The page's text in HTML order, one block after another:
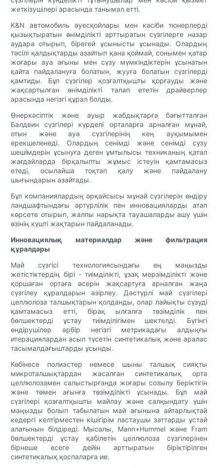
жеткізушілері арасында танымал етті.
K&N автомобиль әуесқойлары мен кәсіби тюнерлерді
қызықтыратын өнімділікті арттыратын сүзгілерге назар
аудара отырып, бірегей ұсынысты ұсынады. Олардың
тәсілі қалдықтарды азайтып қана қоймай, сонымен қатар
жоғары ауа ағыны мен сүзу мүмкіндіктерін ұсынатын
қайта пайдалануға болатын, жууға болатын сүзгілерді
қамтиды. Бұл сүзгілер қозғалтқышты қорғауды және
жақсартылған өнімділікті талап ететін драйверлер
арасында негізгі құрал болды.
Өнеркәсіптік және ауыр жабдықтарға бағытталған
Балдвин сүзгілері күрделі орталарға арналған мұнай,
отын және ауа сүзгілерінің кең ауқымымен
ерекшеленеді. Олардың сенімді және сенімді сүзу
шешімдерін ұсынуға деген ұмтылысы техниканың қатал
жағдайларда бірқалыпты жұмыс істеуін қамтамасыз
етеді, осылайша тоқтап қалу және пайдалану
шығындарын азайтады.
Бұл компаниялардың әрқайсысы мұнай сүзгілерін өндіру
ландшафтындағы әртүрлілік пен инновацияларды атап
көрсете отырып, жалпы нарықта тауашаларды ашу үшін
өзінің күшті жақтарын пайдаланады.
Инновациялық материалдар және фильтрация
құралдары
Май сүзгісі технологиясындағы ең маңызды
жетістіктердің бірі - тиімділікті, ұзақ мерзімділікті және
қоршаған ортаға әсерін жақсартуға арналған жаңа
сүзгілеу құралдарын әзірлеу. Дәстүрлі май сүзгілері
целлюлоза талшықтарын қолданды, олар лайықты сүзуді
қамтамасыз етті, бірақ ылғалға төзімділік пен
бөлшектерді ұстау тиімділігімен шектелді. Бүгінгі
өндірушілер әрбір негізгі метрикадағы алдыңғы
итерациялардан асып түсетін синтетикалық және аралас
тасымалдағыштарды ұсынды.
Көбінесе полиэстер немесе шыны талшық сияқты
микроталшықтардан жасалған синтетикалық орта
целлюлозамен салыстырғанда жоғары созылу беріктігін
және төмен ағынға төзімділікті ұсынады. Бұл май
сүзгілері қозғалтқышты майлау және салқындату үшін
маңызды болып табылатын май ағынына айтарлықтай
кедергі келтірместен кішігірім ластаушы заттарды ұстай
алатынын білдіреді. Мысалы, Mann+Hummel және Fram
бөлшектерді ұстау қабілетін целлюлоза сүзгілерінен
бірнеше есеге дейін арттыратын біріктірілген
синтетикалық қоспаларға ие.